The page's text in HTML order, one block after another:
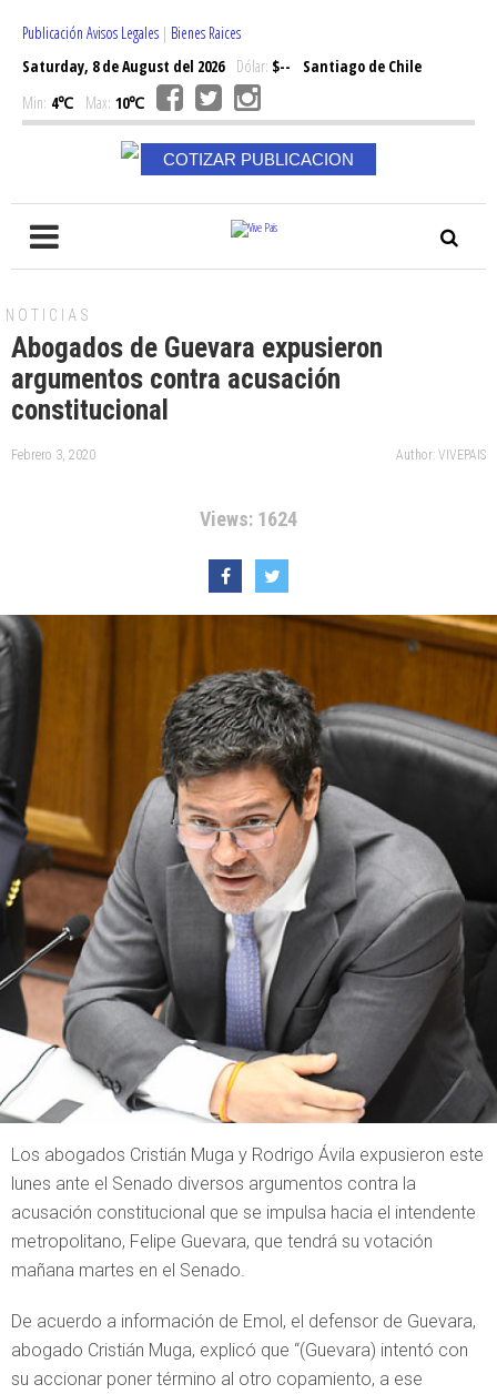
Publicación Avisos Legales | Bienes Raices
Saturday, 8 de August del 2026Dólar: $--
Santiago de Chile
Min: 4℃ Max: 10℃
COTIZAR PUBLICACION
NOTICIAS
Abogados de Guevara expusieron
argumentos contra acusación
constitucional
Febrero 3, 2020 Author: VIVEPAIS
Views: 1624
Los abogados Cristián Muga y Rodrigo Ávila expusieron este
lunes ante el Senado diversos argumentos contra la
acusación constitucional que se impulsa hacia el intendente
metropolitano, Felipe Guevara, que tendrá su votación
mañana martes en el Senado.
De acuerdo a información de Emol, el defensor de Guevara,
abogado Cristián Muga, explicó que “(Guevara) intentó con
su accionar poner término al otro copamiento, a ese